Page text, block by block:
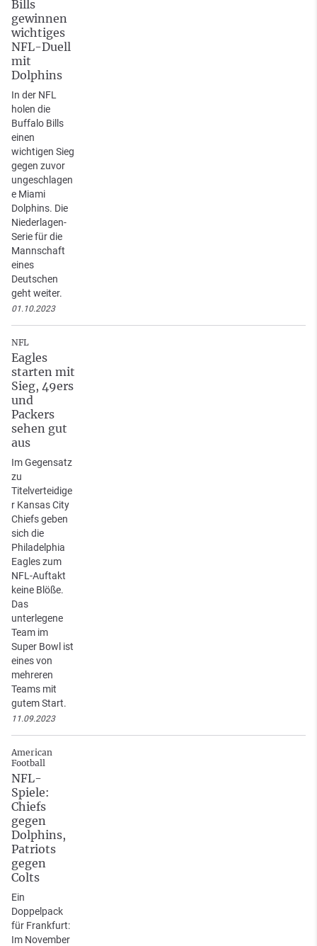
Bills
gewinnen
wichtiges
NFL-Duell
mit
Dolphins
In der NFL
holen die
Buffalo Bills
einen
wichtigen Sieg
gegen zuvor
ungeschlagen
e Miami
Dolphins. Die
Niederlagen-
Serie für die
Mannschaft
eines
Deutschen
geht weiter.
01.10.2023
NFL
Eagles
starten mit
Sieg, 49ers
und
Packers
sehen gut
aus
Im Gegensatz
zu
Titelverteidige
r Kansas City
Chiefs geben
sich die
Philadelphia
Eagles zum
NFL-Auftakt
keine Blöße.
Das
unterlegene
Team im
Super Bowl ist
eines von
mehreren
Teams mit
gutem Start.
11.09.2023
American
Football
NFL-
Spiele:
Chiefs
gegen
Dolphins,
Patriots
gegen
Colts
Ein
Doppelpack
für Frankfurt:
Im November